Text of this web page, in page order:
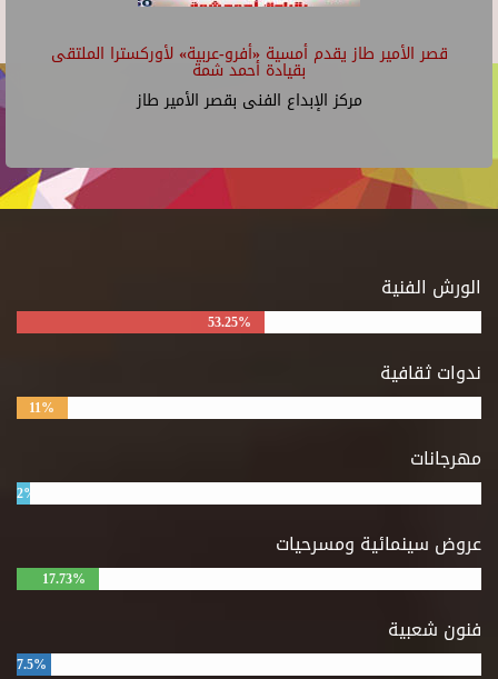
قصر الأمير طاز يقدم أمسية «أفرو-عربية» لأوركسترا الملتقى
بقيادة أحمد شمة
مركز الإبداع الفنى بقصر الأمير طاز
الورش الفنية
53.25%
ندوات ثقافية
11%
مهرجانات
2%
عروض سينمائية ومسرحيات
17.73%
فنون شعبية
7.5%